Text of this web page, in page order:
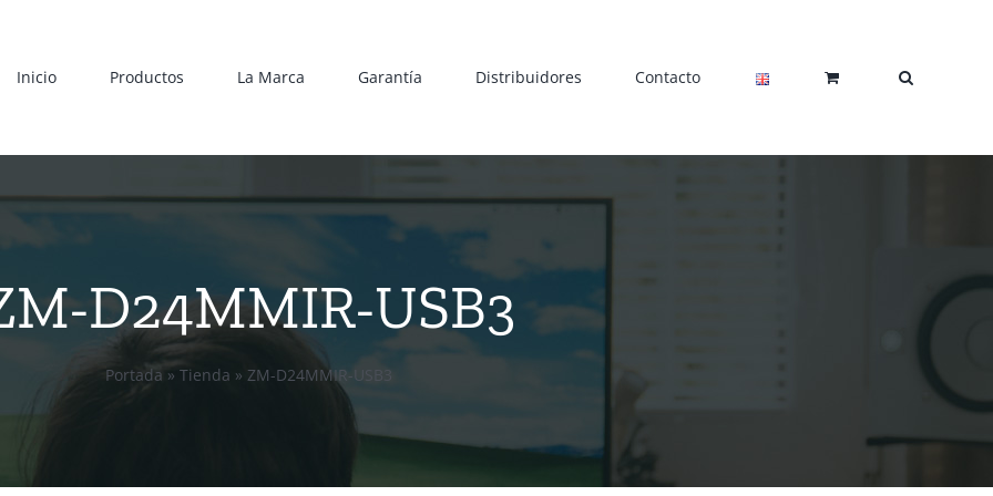
Inicio Productos La Marca Garantía Distribuidores Contacto
D24MMIR-USB3
Portada » Tienda » ZM-D24MMIR-USB3